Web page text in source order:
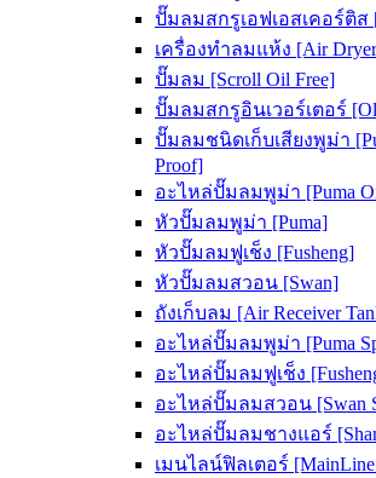
ปั๊มลมสกรูเอฟเอสเคอร์ติส
เครื่องทำลมแห้ง [Air
ปั๊มลม [Scroll Oil Free]
ปั๊มลมสกรูอินเวอร์เตอร์
ปั๊มลมชนิดเก็บเสียงพูม่า
Proof]
อะไหล่ปั๊มลมพูม่า [Puma
หัวปั๊มลมพูม่า [Puma]
หัวปั๊มลมฟูเช็ง [Fusheng]
หัวปั๊มลมสวอน [Swan]
ถังเก็บลม [Air Receiver
อะไหล่ปั๊มลมพูม่า [Puma
อะไหล่ปั๊มลมฟูเช็ง
อะไหล่ปั๊มลมสวอน [Swan
อะไหล่ปั๊มลมชางแอร์
เมนไลน์ฟิลเตอร์